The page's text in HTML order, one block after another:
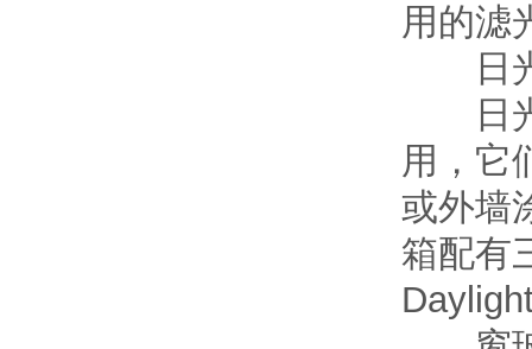
用的滤
日光
日光
用，它
或外墙
箱配有